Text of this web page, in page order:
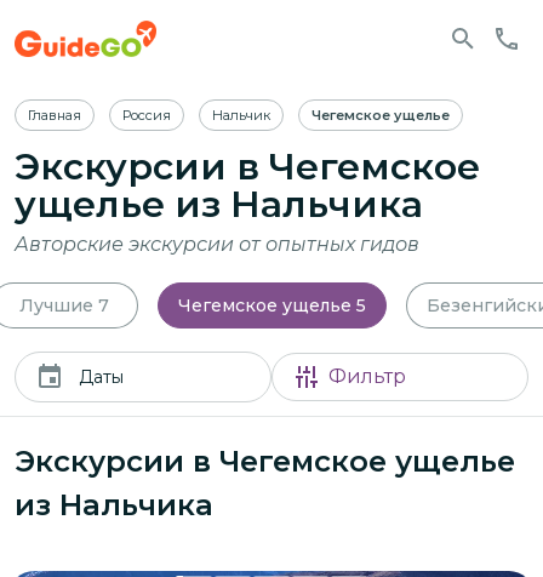
Главная Россия Нальчик Чегемское ущелье
Экскурсии в Чегемское
ущелье из Нальчика
Авторские экскурсии от опытных гидов
Лучшие 7 Чегемское ущелье 5
Даты Фильтр
Экскурсии в Чегемское ущелье
из Нальчика